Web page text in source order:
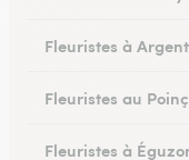
Fleuristes à
Fleuristes au
Fleuristes à